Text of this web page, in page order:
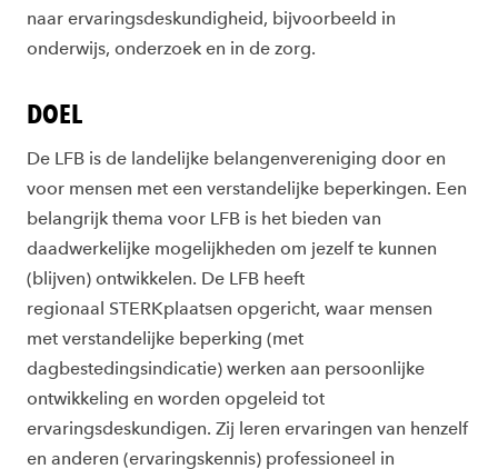
naar ervaringsdeskundigheid, bijvoorbeeld in
onderwijs, onderzoek en in de zorg.
DOEL
De LFB is de landelijke belangenvereniging door en
voor mensen met een verstandelijke beperkingen. Een
belangrijk thema voor LFB is het bieden van
daadwerkelijke mogelijkheden om jezelf te kunnen
(blijven) ontwikkelen. De LFB heeft
regionaal STERKplaatsen opgericht, waar mensen
met verstandelijke beperking (met
dagbestedingsindicatie) werken aan persoonlijke
ontwikkeling en worden opgeleid tot
ervaringsdeskundigen. Zij leren ervaringen van henzelf
en anderen (ervaringskennis) professioneel in